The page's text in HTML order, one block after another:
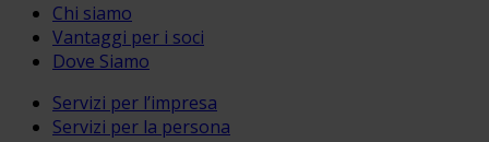
Chi siamo
Vantaggi per i soci
Dove Siamo
Servizi per l’impresa
Servizi per la persona